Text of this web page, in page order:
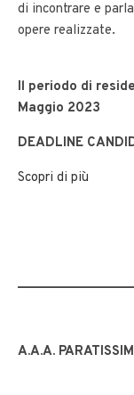
di incontrare e
opere realizzate.
Il periodo di
Maggio 2023
DEADLINE
Scopri di più
A.A.A.